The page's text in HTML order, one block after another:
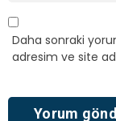
Daha sonraki
adresim ve site